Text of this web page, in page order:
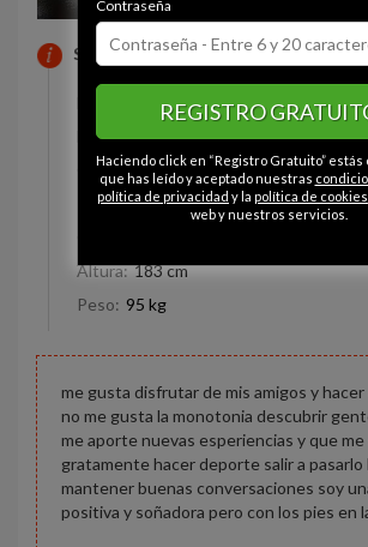
SOBRE MI
Estado civil: Divorciado
Fumador/a: Sí
Ojos: Marrón
Pelo: Moreno
Altura: 183 cm
Peso: 95 kg
me gusta disfrutar de mis amigos y hacer
no me gusta la monotonia descubrir
me aporte nuevas esperiencias y que
gratamente hacer deporte salir a pasarlo
mantener buenas conversaciones soy
positiva y soñadora pero con los pies en
Contraseña
REGISTRO
Haciendo click en “Registro Gratuito”
que has leído y aceptado nuestras
política de privacidad y la política de cookies
web y nuestros servicios.